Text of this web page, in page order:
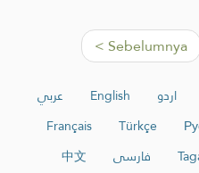
< Sebelumnya
عربي English اردو
Français
Türkçe
中文
فارسی